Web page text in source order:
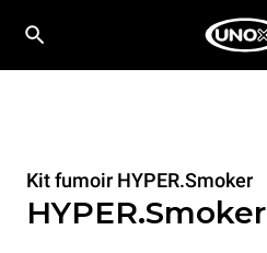
Kit fumoir HYPER.Smoker
HYPER.Smoker